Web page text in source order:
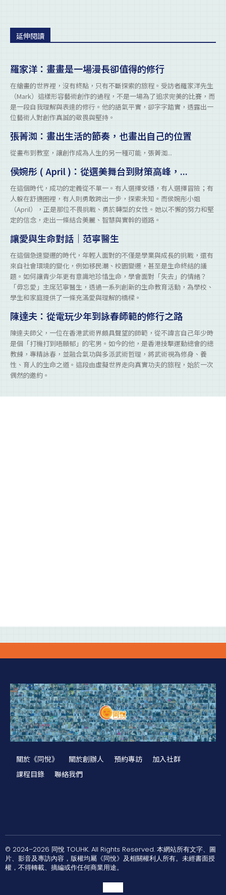
延伸閱讀
羅家洋：畫畫是一場漫長卻值得的修行
在繪畫的世界裡，沒有終點，只有不斷探索的旅程。受訪者羅家洋先生
（Mark）這樣形容藝術創作的過程，不是一場為了追求完美的比賽，而
是一段自我理解與表達的修行。他的語氣平實，卻字字踏實，透露出一
位藝術人對創作真誠的敬畏與堅持。
張菁洳：畫出生活的節奏，也畫出自己的位置
從畫布到教室，讓創作成為人生的另一種可能，張菁洳...
侯婉彤 ( April )：從選美舞台到財策高峰，...
在這個時代，成功的定義從不單一。有人選擇安穩，有人選擇冒險；有
人躲在舒適圈裡，有人則勇敢跨出一步，探索未知。而侯婉彤小姐
（April），正是那位不畏挑戰、勇於轉型的女性。她以不懈的努力和堅
定的信念，走出一條結合美麗、智慧與實幹的道路。
讓愛與生命對話｜范寧醫生
在這個急速變遷的時代，年輕人面對的不僅是學業與成長的挑戰，還有
來自社會環境的變化，例如移民潮、校園變遷，甚至是生命終結的議
題。如何讓青少年更有意識地珍惜生命，學會面對「失去」的情緒？
「毋忘愛」主席范寧醫生，透過一系列創新的生命教育活動，為學校、
學生和家庭提供了一條充滿愛與理解的橋樑。
陳達夫：從電玩少年到詠春師範的修行之路
陳達夫師父，一位在香港武術界頗具聲望的師範，從不諱言自己年少時
是個「打機打到唔願郁」的宅男。如今的他，是香港技擊運動總會的總
教練，專精詠春，並融合氣功與多派武術哲理，將武術視為修身、養
性、育人的生命之道。這段由虛擬世界走向真實功夫的旅程，始於一次
偶然的邀約。
關於《同悅》 關於創辦人 預約專訪
加入社群
課程目錄
聯絡我們
© 2024–2026 同悅 TOUHK. All Rights Reserved. 本網站所有文字、圖
片、影音及專訪內容，版權均屬《同悅》及相關權利人所有。未經書面授
權，不得轉載、摘編或作任何商業用途。